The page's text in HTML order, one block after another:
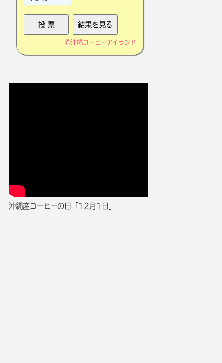
©沖縄コーヒーアイランド
沖縄産コーヒーの日「12月1日」